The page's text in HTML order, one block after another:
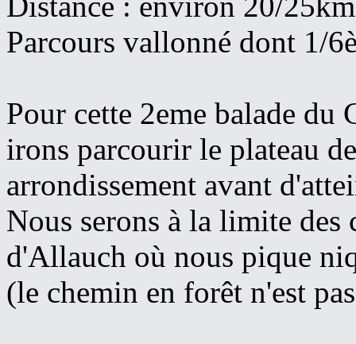
Parcours vallonné dont 1/
Pour cette 2eme balade
irons parcourir le plateau
arrondissement avant
Nous serons à la limite
d'Allauch où nous pique
(le chemin en forêt n'est